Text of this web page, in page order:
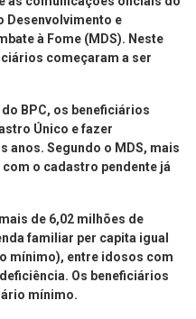
Desenvolvimento e
à Fome (MDS). Neste
começaram a ser
BPC, os beneficiários
Único e fazer
anos. Segundo o MDS, mais
o cadastro pendente já
de 6,02 milhões de
familiar per capita igual
mínimo), entre idosos com
Os beneficiários
mínimo.